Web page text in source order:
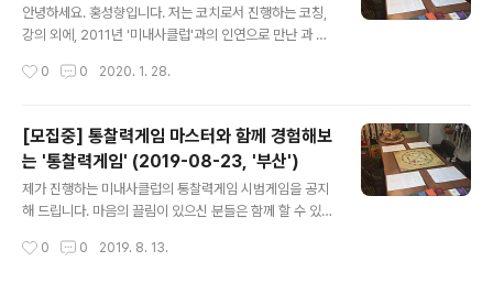
요. 바로 어떻게 하면 이 배움을 계속 이어갈 수 있을까 였
어요. 그러다 문득 '통찰력게임 소식지'가 생각났어요. 매달
원규 대표님)이 쓰신 깊은 글들이 있으니, 그걸 함께 읽고
안녕하세요. 홍성향입니다. 저는 코치로서 진행하는 코칭,
강의 외에, 2011년 '미내사클럽'과의 인연으로 만난 과 관
는 매력이 저로 하여금 관련 일을 이어갈 수 있게 합니다. 2
el III 교육을 진행하게 되었습니다. 교육에 끌림이 있으시
면서, 일정이 맞으신 분들이 함께 할 수 있길 희망합니다.
일정: 2020년 1월 30일 목요일 오전 10시 시작 - 오후 1
6:30(17:00) 종료 예정 장소: 부산 교대 앞 카페 세미나실
(신청자 한해 구체적인 장소 안내) 음료, 간식, 점심 제공 교
현금영수증 발급) 입금계좌: ..
0 0 2020. 1. 28.
[모집중] 통찰력게임 마스터와 함께 경험해보
는 '통찰력게임' (2019-08-23, '부산')
제가 진행하는 미내사클럽의 통찰력게임 시범게임을 공지
해 드립니다. 마음의 끌림이 있으신 분들은 함께 할 수 있길
이란? ‘심층의 감성을 터치하고 거대한 무의식의 바다에서
0 0 2019. 8. 13.